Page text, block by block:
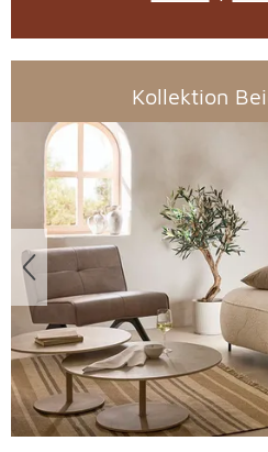
Kollektion
Überspringen